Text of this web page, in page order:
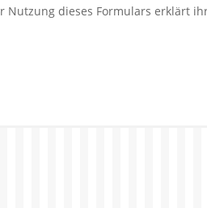
Nutzung dieses Formulars erklärt